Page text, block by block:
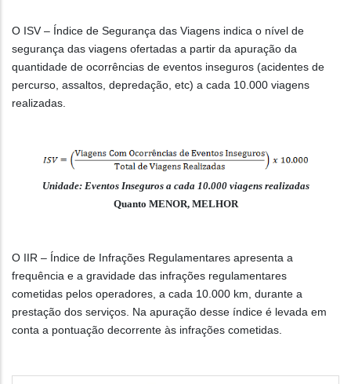
O ISV – Índice de Segurança das Viagens indica o nível de
segurança das viagens ofertadas a partir da apuração da
quantidade de ocorrências de eventos inseguros (acidentes de
percurso, assaltos, depredação, etc) a cada 10.000 viagens
realizadas.
Unidade: Eventos Inseguros a cada 10.000 viagens realizadas
Quanto MENOR, MELHOR
O IIR – Índice de Infrações Regulamentares apresenta a
frequência e a gravidade das infrações regulamentares
cometidas pelos operadores, a cada 10.000 km, durante a
prestação dos serviços. Na apuração desse índice é levada em
conta a pontuação decorrente às infrações cometidas.